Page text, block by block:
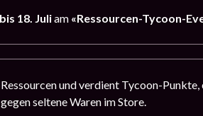
18. Juliam «Ressourcen-Tycoon-
und verdient Tycoon-
seltene Waren im Store.